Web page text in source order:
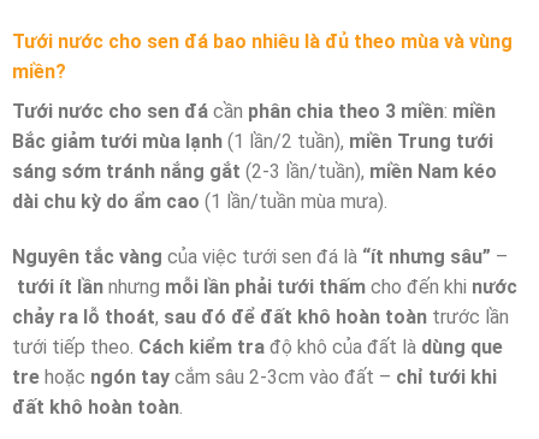
Tưới nước cho sen đá bao nhiêu là đủ theo mùa và vùng
miền?
Tưới nước cho sen đá cần phân chia theo 3 miền: miền
Bắc giảm tưới mùa lạnh (1 lần/2 tuần), miền Trung tưới
sáng sớm tránh nắng gắt (2-3 lần/tuần), miền Nam kéo
dài chu kỳ do ẩm cao (1 lần/tuần mùa mưa).
Nguyên tắc vàng của việc tưới sen đá là “ít nhưng sâu” –
tưới ít lần nhưng mỗi lần phải tưới thấm cho đến khi nước
chảy ra lỗ thoát, sau đó để đất khô hoàn toàn trước lần
tưới tiếp theo. Cách kiểm tra độ khô của đất là dùng que
tre hoặc ngón tay cắm sâu 2-3cm vào đất – chỉ tưới khi
đất khô hoàn toàn